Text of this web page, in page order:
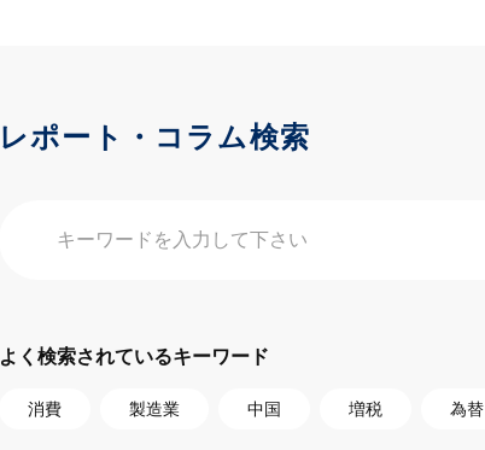
レポート・コラム検索
よく検索されているキーワード
消費 製造業 中国 増税 為替